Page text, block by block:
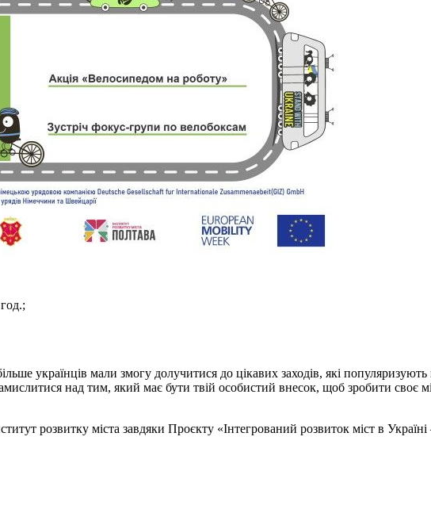
українців мали змогу долучитися до цікавих заходів, які
над тим, який має бути твій особистий внесок, щоб зробити
розвитку міста завдяки Проєкту «Інтегрований розвиток міст в